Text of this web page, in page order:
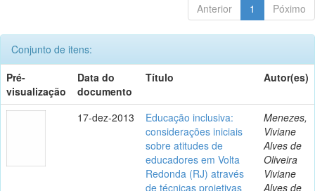
Anterior 1 Póximo
Conjunto de itens:
Pré-
visualização
Data do
documento
Título Autor(es)
17-dez-2013
Educação inclusiva:
considerações iniciais
sobre atitudes de
educadores em Volta
Redonda (RJ) através
de técnicas projetivas
Menezes,
Viviane
Alves de
Oliveira
Viviane
Alves de